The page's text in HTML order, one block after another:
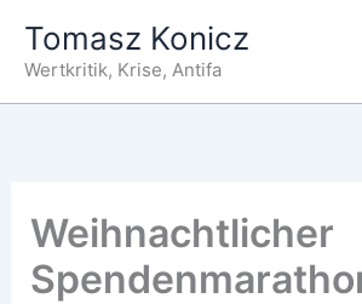
Inhalt
springen
Tomasz Konicz
Wertkritik, Krise, Antifa
Weihnachtlicher